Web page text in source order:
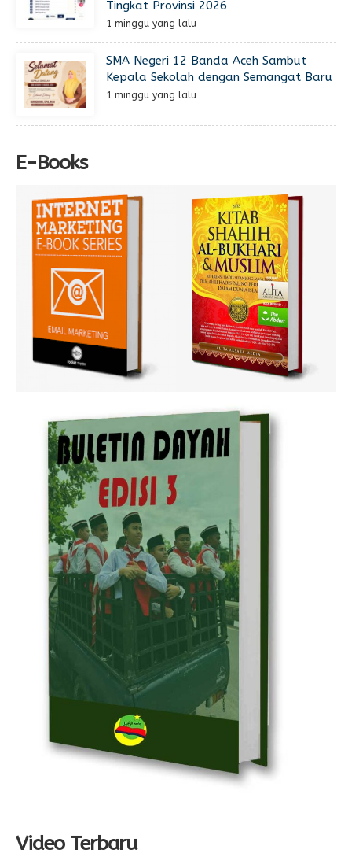
Tingkat Provinsi 2026
1 minggu yang lalu
SMA Negeri 12 Banda Aceh Sambut
Kepala Sekolah dengan Semangat Baru
1 minggu yang lalu
E-Books
Video Terbaru